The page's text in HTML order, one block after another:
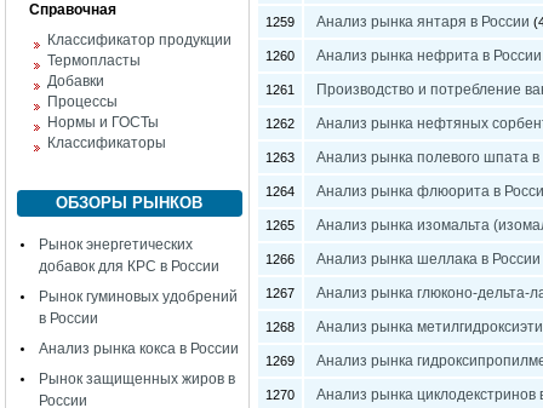
Справочная
Классификатор продукции
Термопласты
Добавки
Процессы
Нормы и ГОСТы
Классификаторы
ОБЗОРЫ РЫНКОВ
Рынок энергетических
добавок для КРС в России
Рынок гуминовых удобрений
в России
Анализ рынка кокса в России
Рынок защищенных жиров в
России
1259 Анализ рынка янтаря в России
1260 Анализ рынка нефрита в России
1261 Производство и потребление
1262 Анализ рынка нефтяных
1263 Анализ рынка полевого шпата в
1264 Анализ рынка флюорита в
1265 Анализ рынка изомальта
1266 Анализ рынка шеллака в России
1267 Анализ рынка глюконо-дельта-
1268 Анализ рынка
1269 Анализ рынка
1270 Анализ рынка циклодекстринов